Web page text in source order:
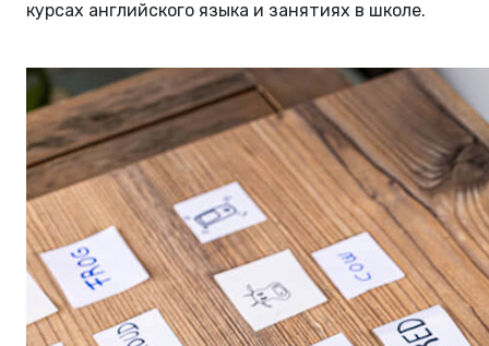
курсах английского языка и занятиях в школе.